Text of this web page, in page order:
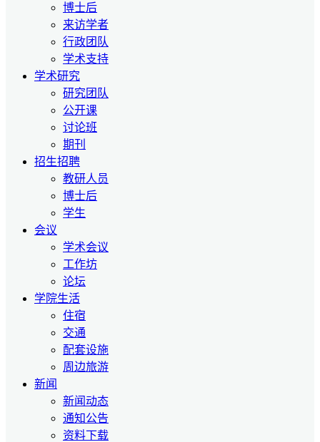
博士后
来访学者
行政团队
学术支持
学术研究
研究团队
公开课
讨论班
期刊
招生招聘
教研人员
博士后
学生
会议
学术会议
工作坊
论坛
学院生活
住宿
交通
配套设施
周边旅游
新闻
新闻动态
通知公告
资料下载